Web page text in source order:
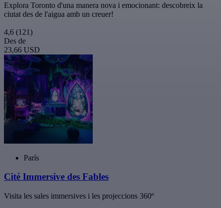
Explora Toronto d'una manera nova i emocionant: descobreix la
ciutat des de l'aigua amb un creuer!
4,6 (121)
Des de
23,66 USD
París
Cité Immersive des Fables
Visita les sales immersives i les projeccions 360º